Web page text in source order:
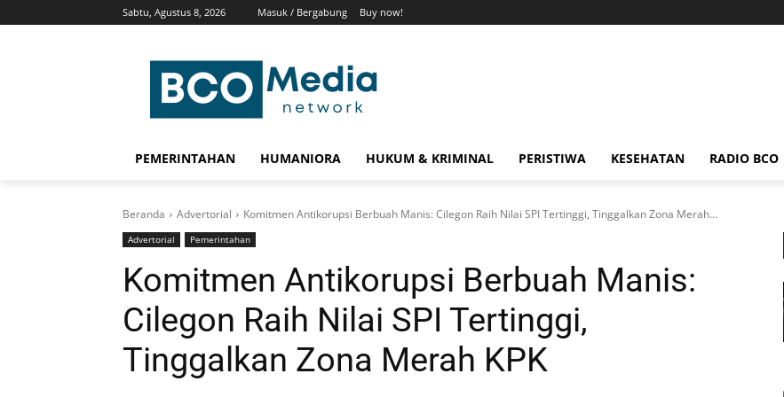
Sabtu, Agustus 8, 2026 Masuk / Bergabung Buy now!
PEMERINTAHAN HUMANIORA HUKUM & KRIMINAL PERISTIWA KESEHATAN RADIO BCO
Beranda Advertorial Komitmen Antikorupsi Berbuah Manis: Cilegon Raih Nilai SPI Tertinggi, Tinggalkan Zona Merah...
Advertorial Pemerintahan
Komitmen Antikorupsi Berbuah Manis:
Cilegon Raih Nilai SPI Tertinggi,
Tinggalkan Zona Merah KPK